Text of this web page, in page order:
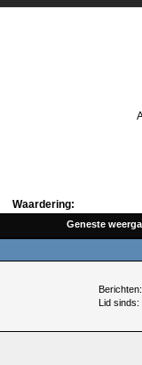
Waardering:
Geneste
Lid sinds: